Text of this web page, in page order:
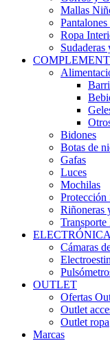
Mallas
Ropa
Sudaderas
Bidones
Botas de
Gafas
Luces
Mochilas
Protección
Riñoneras
ELECTRÓNICA
Cámaras
OUTLET
Ofertas
Outlet
Outlet ropa
Marcas